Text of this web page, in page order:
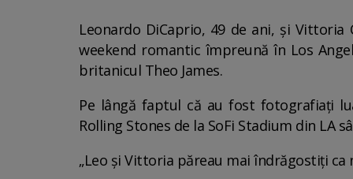
Leonardo DiCaprio, 49 de ani, și
weekend romantic împreună în Los
britanicul Theo James.
Pe lângă faptul că au fost fotografiați
Rolling Stones de la SoFi Stadium din LA
„Leo și Vittoria păreau mai îndrăgostiți